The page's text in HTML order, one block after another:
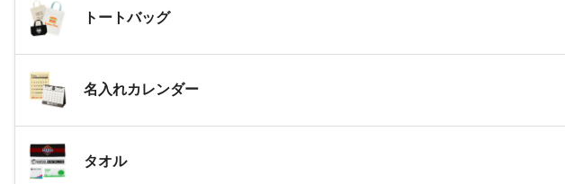
トートバッグ
名入れカレンダー
タオル